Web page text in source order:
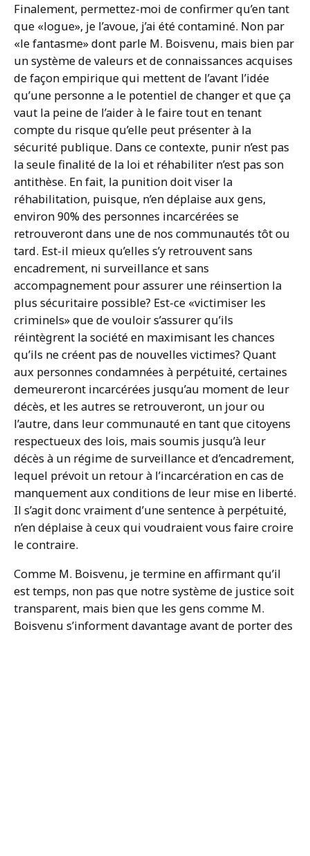
Finalement, permettez-moi de confirmer qu’en tant
que «logue», je l’avoue, j’ai été contaminé. Non par
«le fantasme» dont parle M. Boisvenu, mais bien par
un système de valeurs et de connaissances acquises
de façon empirique qui mettent de l’avant l’idée
qu’une personne a le potentiel de changer et que ça
vaut la peine de l’aider à le faire tout en tenant
compte du risque qu’elle peut présenter à la
sécurité publique. Dans ce contexte, punir n’est pas
la seule finalité de la loi et réhabiliter n’est pas son
antithèse. En fait, la punition doit viser la
réhabilitation, puisque, n’en déplaise aux gens,
environ 90% des personnes incarcérées se
retrouveront dans une de nos communautés tôt ou
tard. Est-il mieux qu’elles s’y retrouvent sans
encadrement, ni surveillance et sans
accompagnement pour assurer une réinsertion la
plus sécuritaire possible? Est-ce «victimiser les
criminels» que de vouloir s’assurer qu’ils
réintègrent la société en maximisant les chances
qu’ils ne créent pas de nouvelles victimes? Quant
aux personnes condamnées à perpétuité, certaines
demeureront incarcérées jusqu’au moment de leur
décès, et les autres se retrouveront, un jour ou
l’autre, dans leur communauté en tant que citoyens
respectueux des lois, mais soumis jusqu’à leur
décès à un régime de surveillance et d’encadrement,
lequel prévoit un retour à l’incarcération en cas de
manquement aux conditions de leur mise en liberté.
Il s’agit donc vraiment d’une sentence à perpétuité,
n’en déplaise à ceux qui voudraient vous faire croire
le contraire.
Comme M. Boisvenu, je termine en affirmant qu’il
est temps, non pas que notre système de justice soit
transparent, mais bien que les gens comme M.
Boisvenu s’informent davantage avant de porter des